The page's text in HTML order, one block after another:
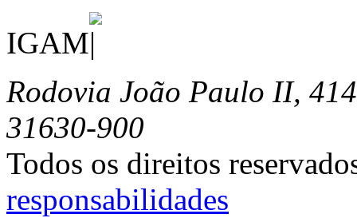
IGAM
Rodovia João Paulo II,
31630-900
Todos os direitos
responsabilidades